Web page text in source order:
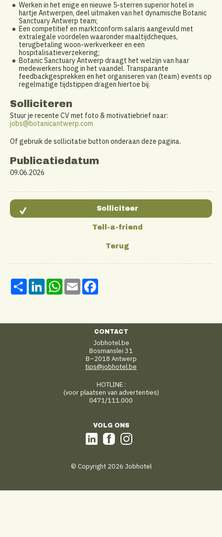
Werken in het enige en nieuwe 5-sterren superior hotel in
hartje Antwerpen, deel uitmaken van het dynamische Botanic
Sanctuary Antwerp team;
Een competitief en marktconform salaris aangevuld met
extralegale voordelen waaronder maaltijdcheques,
terugbetaling woon-werkverkeer en een
hospitalisatieverzekering;
Botanic Sanctuary Antwerp draagt het welzijn van haar
medewerkers hoog in het vaandel. Transparante
feedbackgesprekken en het organiseren van (team) events op
regelmatige tijdstippen dragen hiertoe bij.
Solliciteren
Stuur je recente CV met foto & motivatiebrief naar:
jobs@botanicantwerp.com
Of gebruik de sollicitatie button onderaan deze pagina.
Publicatiedatum
09.06.2026
Share LinkedInWhatsApp
Email
CONTACT
Jobhotel.be
Bosmanslei 31
B–2018 Antwerp
tips@jobhotel.be
HOTLINE :
(voor plaatsen van advertenties)
0471/111.000
VOLG ONS
© Copyright 2026 Jobhotel